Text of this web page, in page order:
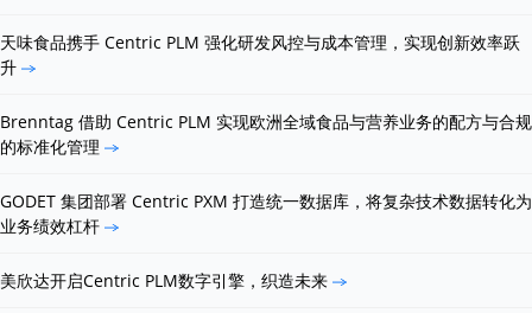
天味食品携手 Centric PLM 强化研发风控与成本管理，实现创新效率跃
升
Brenntag 借助 Centric PLM 实现欧洲全域食品与营养业务的配方与合规
的标准化管理
GODET 集团部署 Centric PXM 打造统一数据库，将复杂技术数据转化为
业务绩效杠杆
美欣达开启Centric PLM数字引擎，织造未来